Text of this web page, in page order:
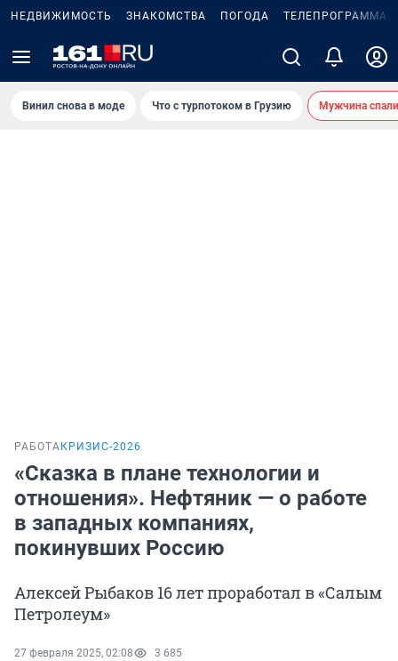
НЕДВИЖИМОСТЬ ЗНАКОМСТВА ПОГОДА ТЕЛЕПРОГРАММА
Винил снова в моде Что с турпотоком в Грузию Мужчина
РАБОТА КРИЗИС-2026
«Сказка в плане технологии и
отношения». Нефтяник — о работе
в западных компаниях,
покинувших Россию
Алексей Рыбаков 16 лет проработал в «Салым
Петролеум»
27 февраля 2025, 02:08 3 685